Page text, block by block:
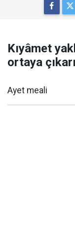
Kıyâmet
ortaya
Ayet meali